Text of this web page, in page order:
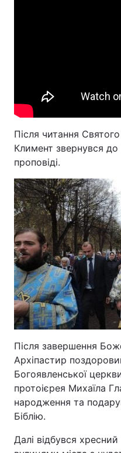
Після читання
Климент звернувся до
проповіді.
Після завершення
Архіпастир
Богоявленської
протоієрея Михаїла
народження та
Біблію.
Далі відбувся